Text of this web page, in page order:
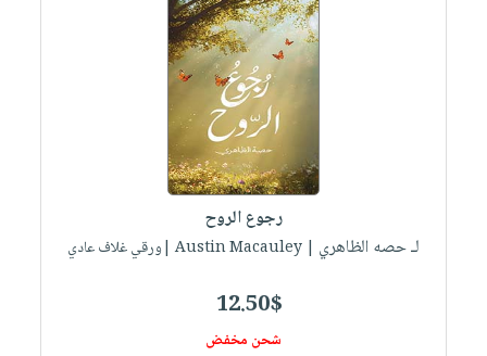
رجوع الروح
لـ حصه الظاهري | Austin Macauley |ورقي غلاف عادي
12.50$
شحن مخفض